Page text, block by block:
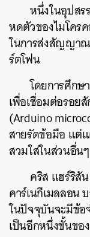
หนึ่งในอุปส
หดตัวของไมโคร
ในการส่งสัญญาณ
ร์ตโฟน
โดยการศึกษ
เพื่อเชื่อมต่อรอย
(Arduino
สายรัดข้อมือ แต่
สวมใส่ในส่วนอื่น
คริส แฮร์ริสั
คาร์เนกีเมลลอน
ในปัจจุบันจะมีข้
เป็นอีกหนึ่งขั้นขอ